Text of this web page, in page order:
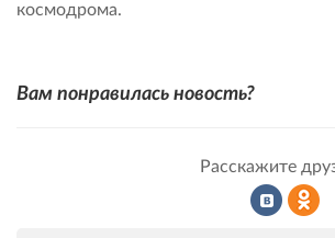
космодрома.
Вам понравилась новость?
Расскажите